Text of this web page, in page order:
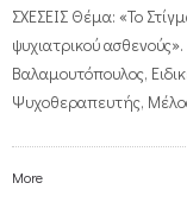
ΣΧΕΣΕΙΣ Θέμα: «Το
ψυχιατρικού
Βαλαμουτόπουλος,
Ψυχοθεραπευτής,
More